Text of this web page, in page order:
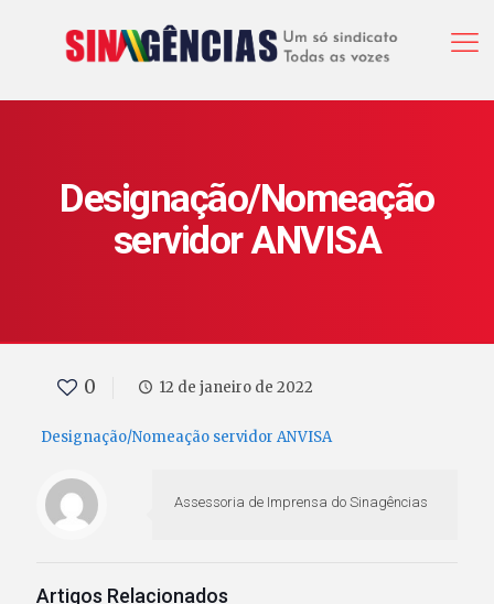
Designação/Nomeação
servidor ANVISA
0 12 de janeiro de 2022
Designação/Nomeação servidor ANVISA
Assessoria de Imprensa do Sinagências
Artigos Relacionados